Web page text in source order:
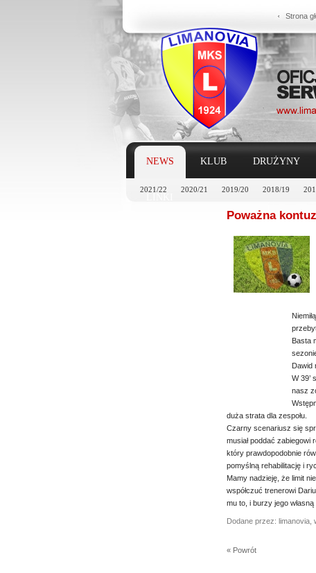
Strona
NEWS
2021/22 2020/21 2019/20 2018/19
KLUB DRUŻYNY
Poważna
Basta
Dawid
W 39’
nasz
duża strata dla zespołu.
Czarny scenariusz się
musiał poddać zabiegowi
który prawdopodobnie
pomyślną rehabilitację i
Mamy nadzieję, że limit
współczuć trenerowi
mu to, i burzy jego
Dodane przez: limanovia,
« Powrót